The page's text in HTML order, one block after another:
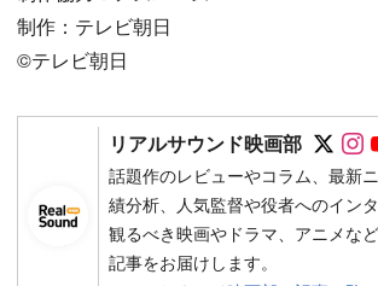
制作：テレビ朝日
©︎テレビ朝日
リアルサウンド映画部
話題作のレビューやコラム、最新
績分析、人気監督や役者へのイン
観るべき映画やドラマ、アニメな
記事をお届けします。